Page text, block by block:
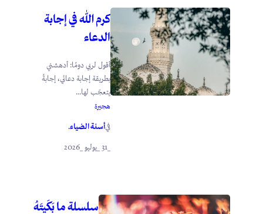
كرم الله في إجابة
الدعاء
أقول لربي دومًا: أدهشني
بطريقة إجابة دعائي، إجابةً
يتعجّب لها...
هجيرة
فيأسنة الضياء.
سلسلة ما بَكَيتَهُ